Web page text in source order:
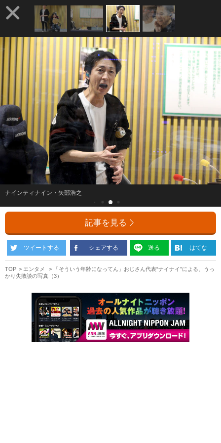
ナインティナイン・矢部浩之
記事を見る
ツイートする シェアする 送る はてな
TOP エンタメ
「そういう年齢になってん」おじさん代表“ナイナイ”による、うっ
かり失敗談の写真（3）